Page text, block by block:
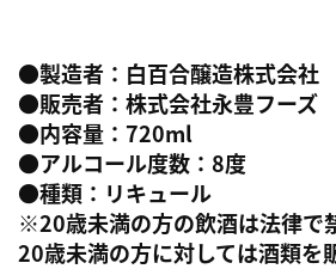
●製造者：白百合醸造株式会社
●販売者：株式会社永豊フーズ
●内容量：720ml
●アルコール度数：8度
●種類：リキュール
※20歳未満の方の飲酒は法律で
20歳未満の方に対しては酒類を